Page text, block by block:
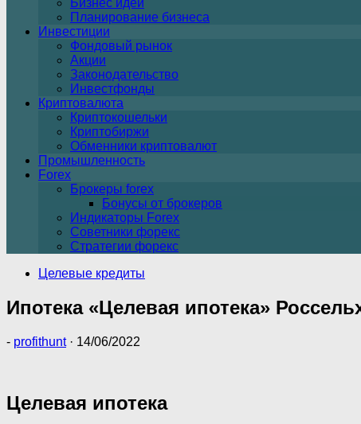
Бизнес идеи
Планирование бизнеса
Инвестиции
Фондовый рынок
Акции
Законодательство
Инвестфонды
Криптовалюта
Криптокошельки
Криптобиржи
Обменники криптовалют
Промышленность
Forex
Брокеры forex
Бонусы от брокеров
Индикаторы Forex
Советники форекс
Стратегии форекс
Целевые кредиты
Ипотека «Целевая ипотека»
- profithunt · 14/06/2022
Целевая ипотека